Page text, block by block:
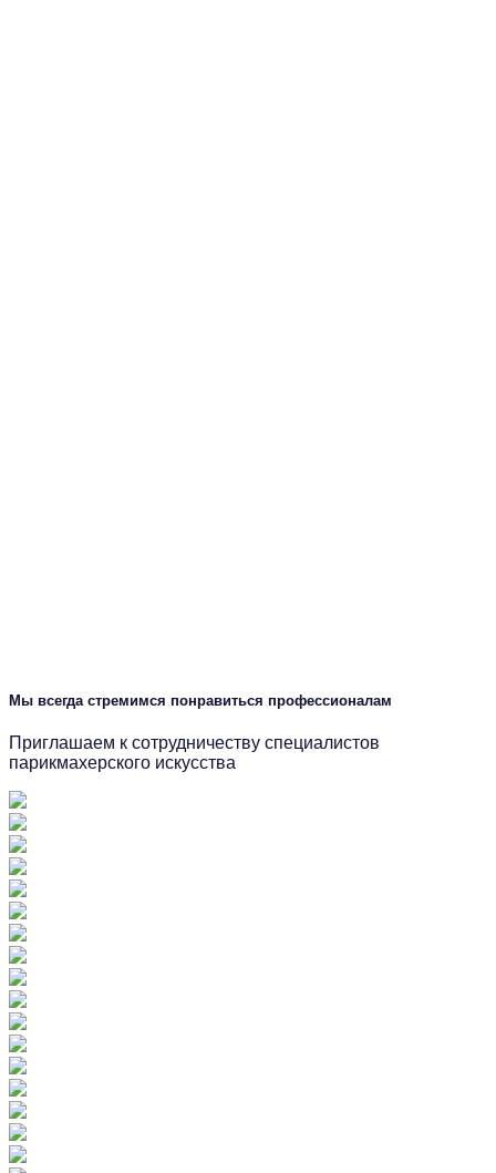
Мы всегда стремимся понравиться профессионалам
Приглашаем к сотрудничеству специалистов
парикмахерского искусства